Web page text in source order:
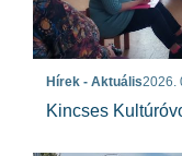
Hírek - Aktuális2026.
Kincses